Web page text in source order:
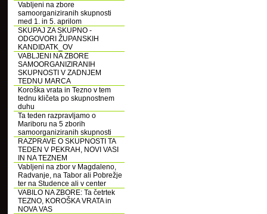
Vabljeni na zbore
samoorganiziranih skupnosti
med 1. in 5. aprilom
SKUPAJ ZA SKUPNO -
ODGOVORI ŽUPANSKIH
KANDIDATK_OV
VABLJENI NA ZBORE
SAMOORGANIZIRANIH
SKUPNOSTI V ZADNJEM
TEDNU MARCA
Koroška vrata in Tezno v tem
tednu kličeta po skupnostnem
duhu
Ta teden razpravljamo o
Mariboru na 5 zborih
samoorganiziranih skupnosti
RAZPRAVE O SKUPNOSTI TA
TEDEN V PEKRAH, NOVI VASI
IN NA TEZNEM
Vabljeni na zbor v Magdaleno,
Radvanje, na Tabor ali Pobrežje
ter na Studence ali v center
VABILO NA ZBORE: Ta četrtek
TEZNO, KOROŠKA VRATA in
NOVA VAS